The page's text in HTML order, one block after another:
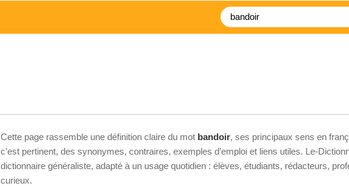
Cette page rassemble une définition claire du mot bandoir, ses principaux sens en
c’est pertinent, des synonymes, contraires, exemples d’emploi et liens utiles. Le-
dictionnaire généraliste, adapté à un usage quotidien : élèves, étudiants, rédacteurs,
curieux.